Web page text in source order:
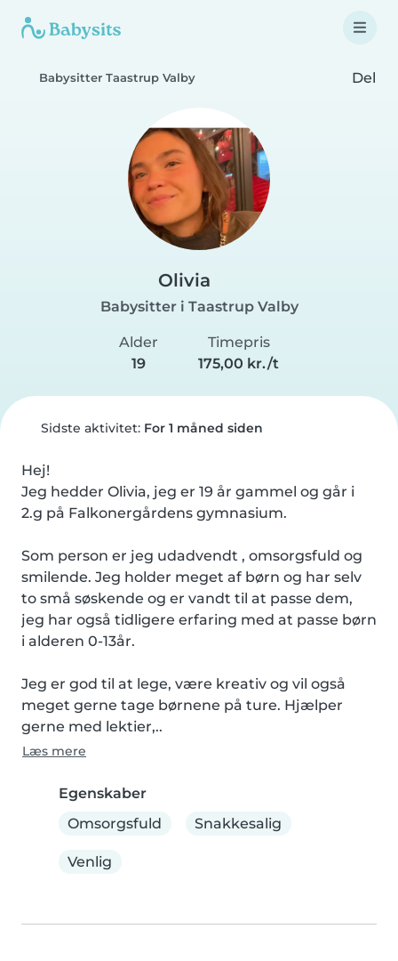
Babysitter Taastrup Valby Del
Olivia
Babysitter i Taastrup Valby
Alder
19
Timepris
175,00 kr./t
Sidste aktivitet: For 1 måned siden
Hej!
Jeg hedder Olivia, jeg er 19 år gammel og går i
2.g på Falkonergårdens gymnasium.
Som person er jeg udadvendt , omsorgsfuld og
smilende. Jeg holder meget af børn og har selv
to små søskende og er vandt til at passe dem,
jeg har også tidligere erfaring med at passe børn
i alderen 0-13år.
Jeg er god til at lege, være kreativ og vil også
meget gerne tage børnene på ture. Hjælper
gerne med lektier,..
Læs mere
Egenskaber
Omsorgsfuld
Snakkesalig
Venlig